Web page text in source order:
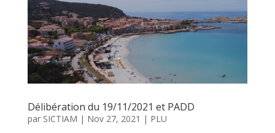
Délibération du 19/11/2021 et PADD
par SICTIAM | Nov 27, 2021 | PLU